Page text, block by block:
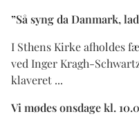
”Så syng da Danmark,
I Sthens Kirke afholdes
ved Inger Kragh-
klaveret ...
Vi mødes onsdage kl.